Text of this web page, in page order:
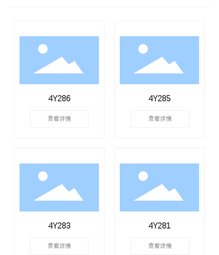
4Y286
查看详情
4Y285
查看详情
4Y283
查看详情
4Y281
查看详情